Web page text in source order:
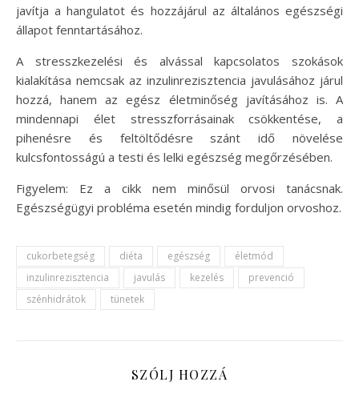
javítja a hangulatot és hozzájárul az általános egészségi
állapot fenntartásához.
A stresszkezelési és alvással kapcsolatos szokások
kialakítása nemcsak az inzulinrezisztencia javulásához járul
hozzá, hanem az egész életminőség javításához is. A
mindennapi élet stresszforrásainak csökkentése, a
pihenésre és feltöltődésre szánt idő növelése
kulcsfontosságú a testi és lelki egészség megőrzésében.
Figyelem: Ez a cikk nem minősül orvosi tanácsnak.
Egészségügyi probléma esetén mindig forduljon orvoshoz.
cukorbetegség diéta egészség
életmód
inzulinrezisztencia
javulás kezelés
prevenció
szénhidrátok
tünetek
SZÓLJ HOZZÁ